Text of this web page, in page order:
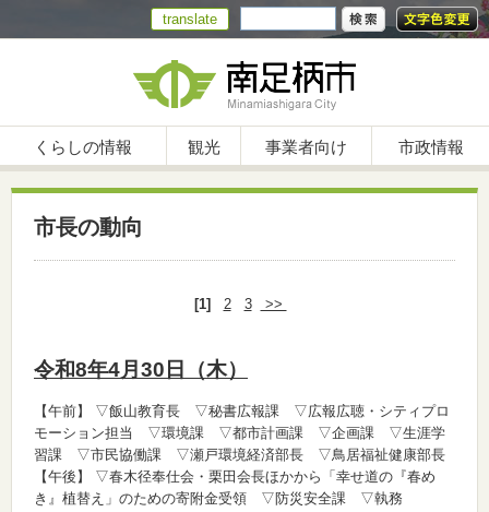
translate
くらしの情報 観光 事業者向け 市政情報
市長の動向
[1] 2 3 >>
令和8年4月30日（木）
【午前】
▽飯山教育長 ▽秘書広報課 ▽広報広聴・シティプロ
モーション担当 ▽環境課 ▽都市計画課 ▽企画課 ▽生涯学
習課 ▽市民協働課 ▽瀬戸環境経済部長 ▽鳥居福祉健康部長
【午後】
▽春木径奉仕会・栗田会長ほかから「幸せ道の『春め
き』植替え」のための寄附金受領 ▽防災安全課 ▽執務